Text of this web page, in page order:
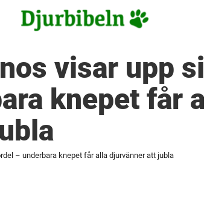
visar upp
knepet får
– underbara knepet får alla djurvänner att jubla